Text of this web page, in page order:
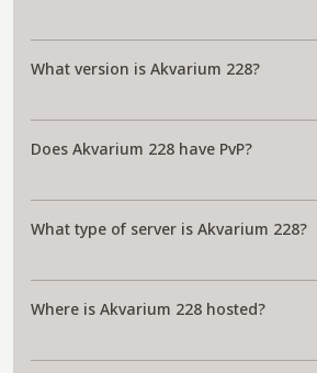
What version is Akvarium 228?
Does Akvarium 228 have PvP?
What type of server is Akvarium 228?
Where is Akvarium 228 hosted?